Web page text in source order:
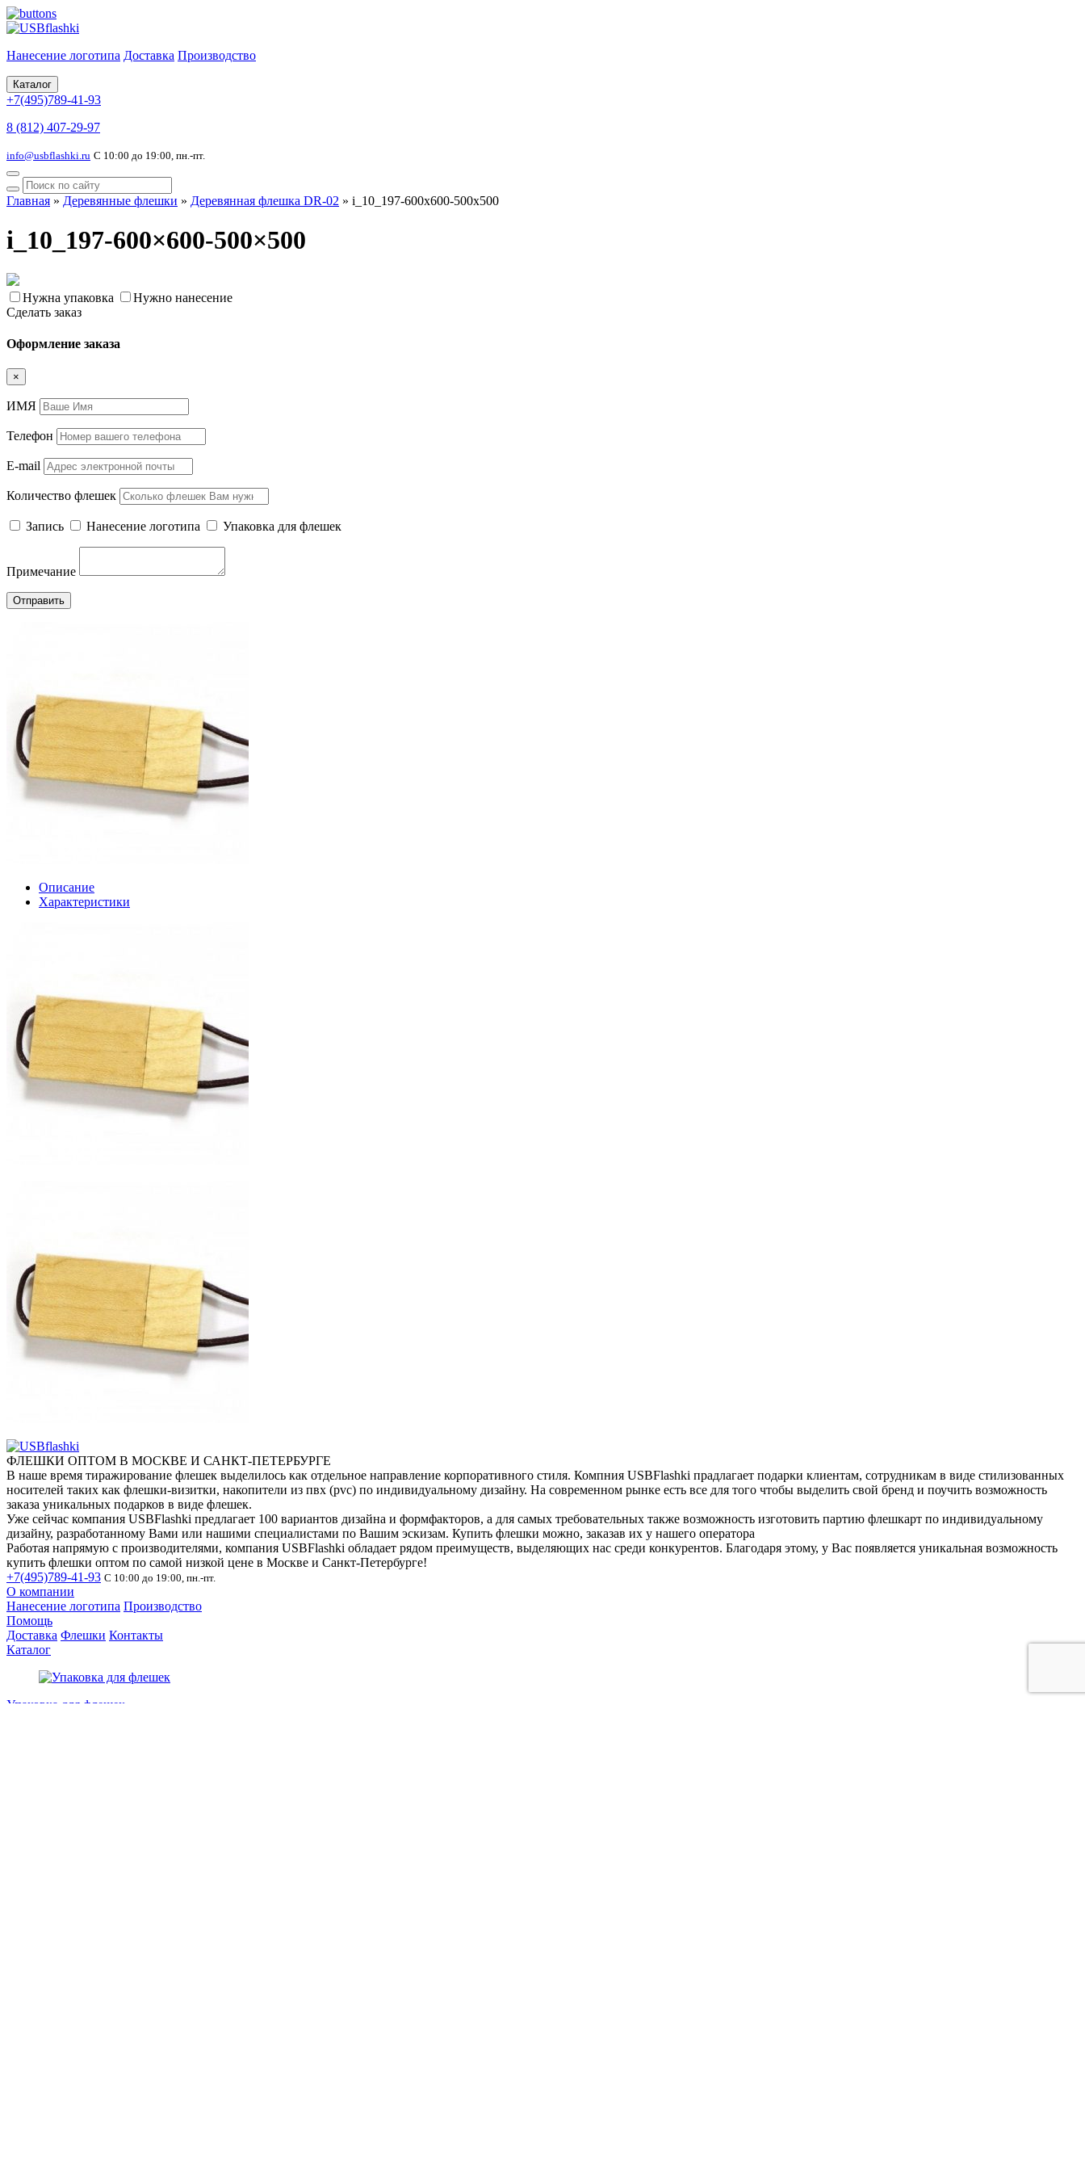
Нанесение логотипа Доставка Производство
Каталог
+7(495)789-41-93
8 (812) 407-29-97
info@usbflashki.ru С 10:00 до 19:00, пн.-пт.
Главная » Деревянные флешки » Деревянная флешка DR-02 » i_10_197-600x600-500x500
i_10_197-600×600-500×500
Нужна упаковка
Нужно нанесение
Сделать заказ
Оформление заказа
×
ИМЯ
Телефон
E-mail
Количество флешек
Запись Нанесение логотипа Упаковка для флешек
Примечание
Отправить
Описание
Характеристики
ФЛЕШКИ ОПТОМ В МОСКВЕ И САНКТ-ПЕТЕРБУРГЕ
В наше время тиражирование флешек выделилось как отдельное направление корпоративного стиля. Компния USBFlashki прадлагает подарки клиентам, сотрудникам в виде стилизованных
носителей таких как флешки-визитки, накопители из пвх (pvc) по индивидуальному дизайну. На современном рынке есть все для того чтобы выделить свой бренд и поучить возможность
заказа уникальных подарков в виде флешек.
Уже сейчас компания USBFlashki предлагает 100 вариантов дизайна и формфакторов, а для самых требовательных также возможность изготовить партию флешкарт по индивидуальному
дизайну, разработанному Вами или нашими специалистами по Вашим эскизам. Купить флешки можно, заказав их у нашего оператора
Работая напрямую с производителями, компания USBFlashki обладает рядом преимуществ, выделяющих нас среди конкурентов. Благодаря этому, у Вас появляется уникальная возможность
купить флешки оптом по самой низкой цене в Москве и Санкт-Петербурге!
+7(495)789-41-93 С 10:00 до 19:00, пн.-пт.
О компании
Нанесение логотипа Производство
Помощь
Доставка Флешки Контакты
Каталог
Упаковка для флешек